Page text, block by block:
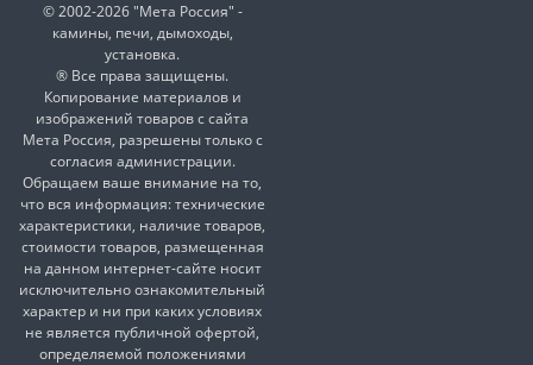
© 2002-2026 "Мета Россия" -
камины, печи, дымоходы,
установка.
® Все права защищены.
Копирование материалов и
изображений товаров с сайта
Мета Россия, разрешены только с
согласия администрации.
Обращаем ваше внимание на то,
что вся информация: технические
характеристики, наличие товаров,
стоимости товаров, размещенная
на данном интернет-сайте носит
исключительно ознакомительный
характер и ни при каких условиях
не является публичной офертой,
определяемой положениями